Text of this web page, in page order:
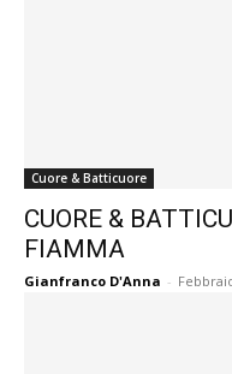
Cuore & Batticuore
CUORE &
FIAMMA
Gianfranco D'Anna -